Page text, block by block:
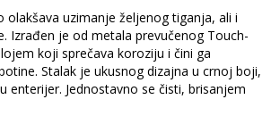
olakšava uzimanje željenog tiganja, ali i
Izrađen je od metala prevučenog Touch-
koji sprečava koroziju i čini ga
Stalak je ukusnog dizajna u crnoj boji,
enterijer. Jednostavno se čisti, brisanjem